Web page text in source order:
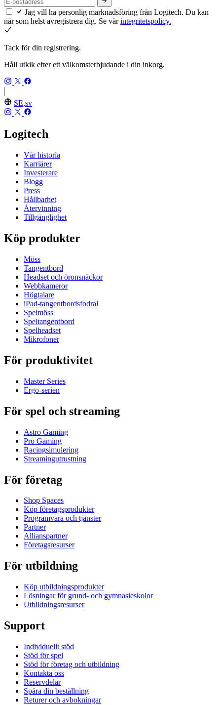
Jag vill ha personlig marknadsföring från Logitech. Du kan
när som helst avregistrera dig. Se vårintegritetspolicy.
Tack för din registrering.
Håll utkik efter ett välkomsterbjudande i din inkorg.
SE,sv
Logitech
Vår historia
Karriärer
Investerare
Blogg
Press
Hållbarhet
Återvinning
Tillgänglighet
Köp produkter
Möss
Tangentbord
Headset och öronsnäckor
Webbkameror
Högtalare
iPad-tangentbordsfodral
Spelmöss
Speltangentbord
Spelheadset
Mikrofoner
För produktivitet
Master Series
Ergo-serien
För spel och streaming
Astro Gaming
Pro Gaming
Racingsimulering
Streamingutrustning
För företag
Shop Spaces
Köp företagsprodukter
Programvara och tjänster
Partner
Allianspartner
Företagsresurser
För utbildning
Köp utbildningsprodukter
Lösningar för grund- och gymnasieskolor
Utbildningsresurser
Support
Individuellt stöd
Stöd för spel
Stöd för företag och utbildning
Kontakta oss
Reservdelar
Spåra din beställning
Returer och avbokningar